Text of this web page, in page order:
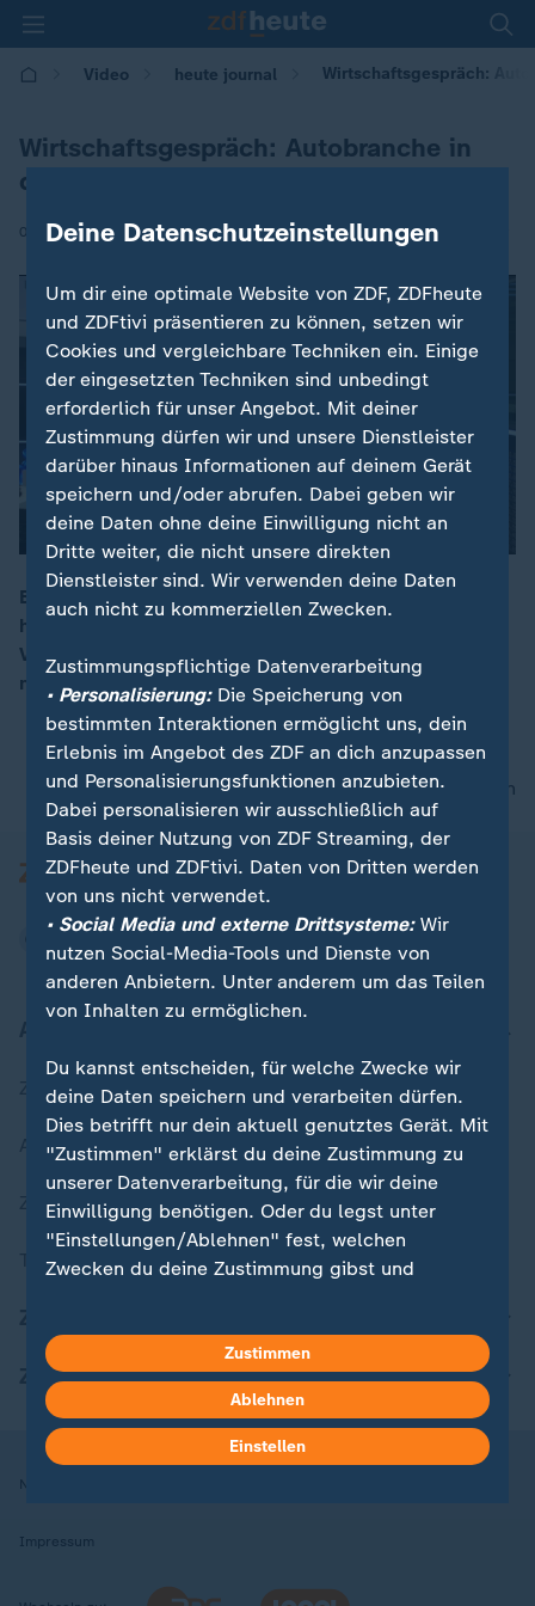
Video heute journal Wirtschaftsgespräch:
Wirtschaftsgespräch: Autobranche in
der Krise
09.09.2025 | 21:45
Beim Umstieg auf E-Autos hinken deutsche Hersteller
hinterher – besonders im Vergleich zu China, sagt
Valerie Haller aus Frankfurt. Die Krise sei "noch längst
nicht überwunden".
nach oben
Zuletzt veröffentlicht
Aktuelle Sendungs-Videos
ZDFheute Stories
Themen im Überblick
ZDFheute Apps
Nutzungsbedingungen
Impressum
Deine Datenschutzeinstellungen
Um dir eine optimale Website von ZDF, ZDFheute
und ZDFtivi präsentieren zu können, setzen wir
Cookies und vergleichbare Techniken ein. Einige
der eingesetzten Techniken sind unbedingt
erforderlich für unser Angebot. Mit deiner
Zustimmung dürfen wir und unsere Dienstleister
darüber hinaus Informationen auf deinem Gerät
speichern und/oder abrufen. Dabei geben wir
deine Daten ohne deine Einwilligung nicht an
Dritte weiter, die nicht unsere direkten
Dienstleister sind. Wir verwenden deine Daten
auch nicht zu kommerziellen Zwecken.
Zustimmungspflichtige Datenverarbeitung
• Personalisierung:Die Speicherung von
bestimmten Interaktionen ermöglicht uns, dein
Erlebnis im Angebot des ZDF an dich anzupassen
und Personalisierungsfunktionen anzubieten.
Dabei personalisieren wir ausschließlich auf
Basis deiner Nutzung von ZDF Streaming, der
ZDFheute und ZDFtivi. Daten von Dritten werden
von uns nicht verwendet.
• Social Media und externe Drittsysteme:Wir
nutzen Social-Media-Tools und Dienste von
anderen Anbietern. Unter anderem um das Teilen
von Inhalten zu ermöglichen.
Du kannst entscheiden, für welche Zwecke wir
deine Daten speichern und verarbeiten dürfen.
Dies betrifft nur dein aktuell genutztes Gerät. Mit
"Zustimmen" erklärst du deine Zustimmung zu
unserer Datenverarbeitung, für die wir deine
Einwilligung benötigen. Oder du legst unter
"Einstellungen/Ablehnen" fest, welchen
Zwecken du deine Zustimmung gibst und
in deinen Einstellungen widerrufen oder ändern.
Hier findest du das Impressum.
Weitere Informationen findest du in unserer
Datenschutzerklärung.
Zustimmen
Ablehnen
Einstellen